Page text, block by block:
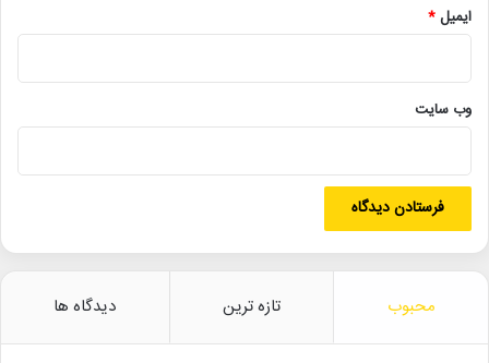
• یاسر طالبی داور جشنواره مستند Doker روسیه شد
تیوال
ایمیل*
وب‌ سایت
محبوب تازه ترین دیدگاه ها